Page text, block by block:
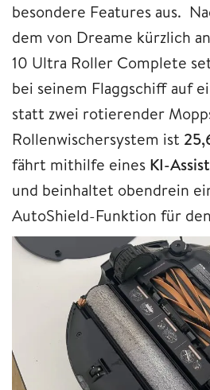
besondere Features aus.
dem von Dreame kürzlich
10 Ultra Roller Complete
bei seinem Flaggschiff auf
statt zwei rotierender
Rollenwischersystem ist
fährt mithilfe eines KI-
und beinhaltet obendrein
AutoShield-Funktion für